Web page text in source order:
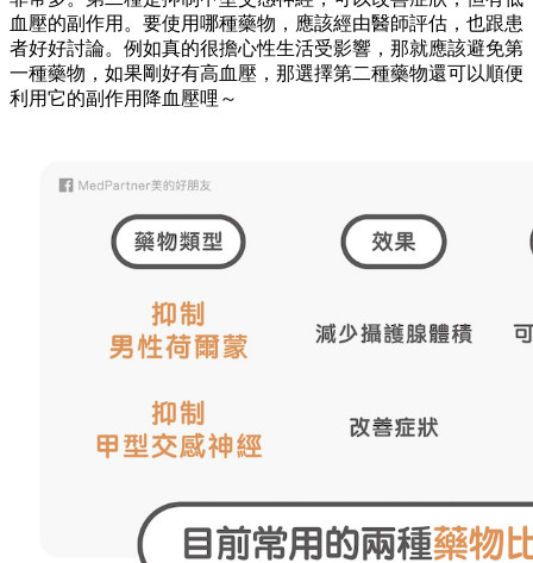
血壓的副作用。要使用哪種藥物，應該經由醫師評估，也跟患
者好好討論。例如真的很擔心性生活受影響，那就應該避免第
一種藥物，如果剛好有高血壓，那選擇第二種藥物還可以順便
利用它的副作用降血壓哩～